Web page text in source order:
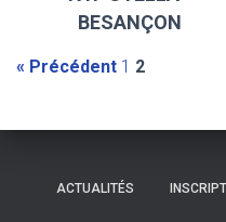
BESANÇON
« Précédent 1 2
ACTUALITÉS